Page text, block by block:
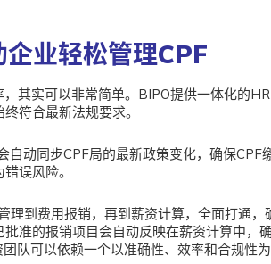
业轻松管理CPF
其实可以非常简单。BIPO提供一体化的
符合最新法规要求。
自动同步CPF局的最新政策变化，确保CPF
误风险。
理到费用报销，再到薪资计算，全面打通，
准的报销项目会自动反映在薪资计算中，
队可以依赖一个以准确性、效率和合规性为